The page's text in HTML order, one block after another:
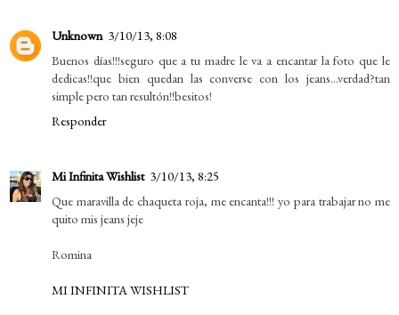
Unknown 3/10/13, 8:08
Buenos días!!!seguro que a tu madre le va a encantar la foto que le
dedicas!!que bien quedan las converse con los jeans...verdad?tan
simple pero tan resultón!!besitos!
Responder
Mi Infinita Wishlist 3/10/13, 8:25
Que maravilla de chaqueta roja, me encanta!!! yo para trabajar no me
quito mis jeans jeje
Romina
MI INFINITA WISHLIST